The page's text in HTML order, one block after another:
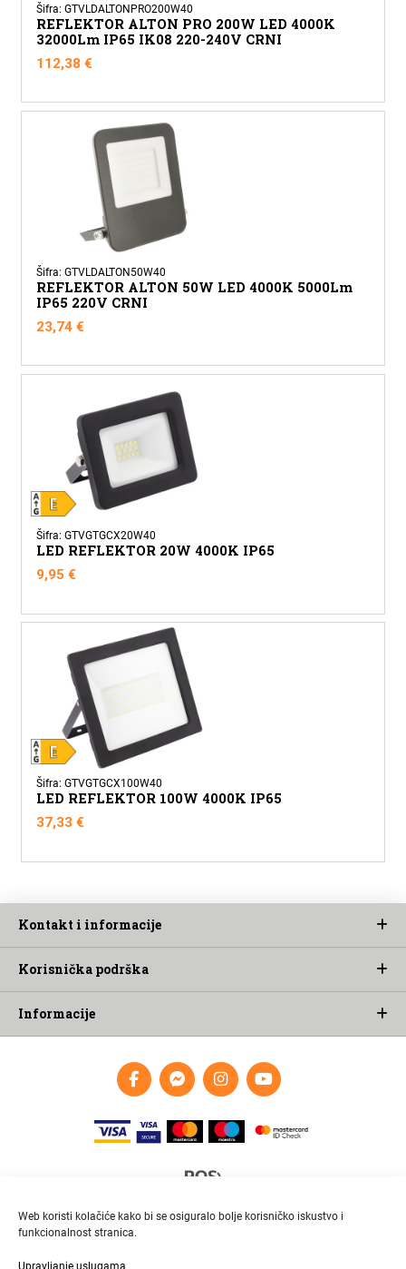
Web koristi kolačiće kako bi se osiguralo bolje korisničko iskustvo i
funkcionalnost stranica.
Upravljanje uslugama
Šifra: GTVLDALTONPRO200W40
REFLEKTOR ALTON PRO 200W LED 4000K
32000Lm IP65 IK08 220-240V CRNI
112,38€
Šifra: GTVLDALTON50W40
REFLEKTOR ALTON 50W LED 4000K 5000Lm
IP65 220V CRNI
23,74€
Šifra: GTVGTGCX20W40
LED REFLEKTOR 20W 4000K IP65
9,95€
Šifra: GTVGTGCX100W40
LED REFLEKTOR 100W 4000K IP65
37,33€
Kontakt i informacije
Korisnička podrška
Informacije